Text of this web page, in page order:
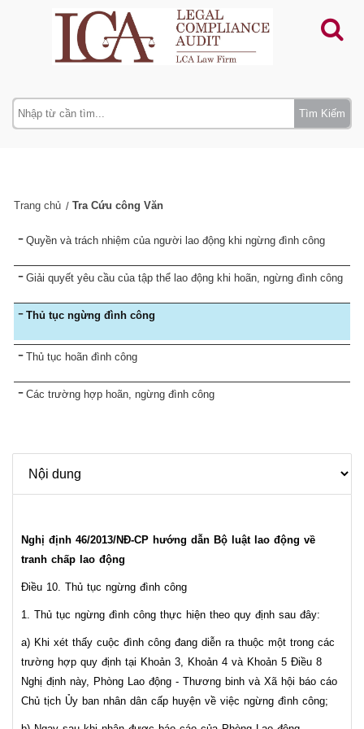
Tìm Kiếm
Trang chủ Tra Cứu công Văn
Quyền và trách nhiệm của người lao động khi ngừng đình công
Giải quyết yêu cầu của tập thể lao động khi hoãn, ngừng đình công
Thủ tục ngừng đình công
Thủ tục hoãn đình công
Các trường hợp hoãn, ngừng đình công
Nghị định 46/2013/NĐ-CP hướng dẫn Bộ luật lao động về
tranh chấp lao động
Điều 10. Thủ tục ngừng đình công
1. Thủ tục ngừng đình công thực hiện theo quy định sau đây:
a) Khi xét thấy cuộc đình công đang diễn ra thuộc một trong các
trường hợp quy định tại Khoản 3, Khoản 4 và Khoản 5 Điều 8
Nghị định này, Phòng Lao động - Thương binh và Xã hội báo cáo
Chủ tịch Ủy ban nhân dân cấp huyện về việc ngừng đình công;